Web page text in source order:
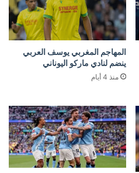
المهاجم المغربي يوسف العربي
ينضم لنادي ماركو اليوناني
منذ 4 أيام